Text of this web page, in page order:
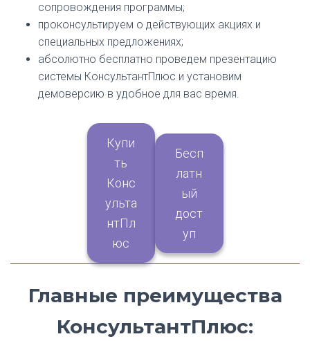
сопровождения программы;
проконсультируем о действующих акциях и
специальных предложениях;
абсолютно бесплатно проведем презентацию
системы КонсультантПлюс и установим
демоверсию в удобное для вас время.
Купи
ть
Конс
ульта
нтПл
юс
Бесп
латн
ый
дост
уп
Главные преимущества
КонсультантПлюс: